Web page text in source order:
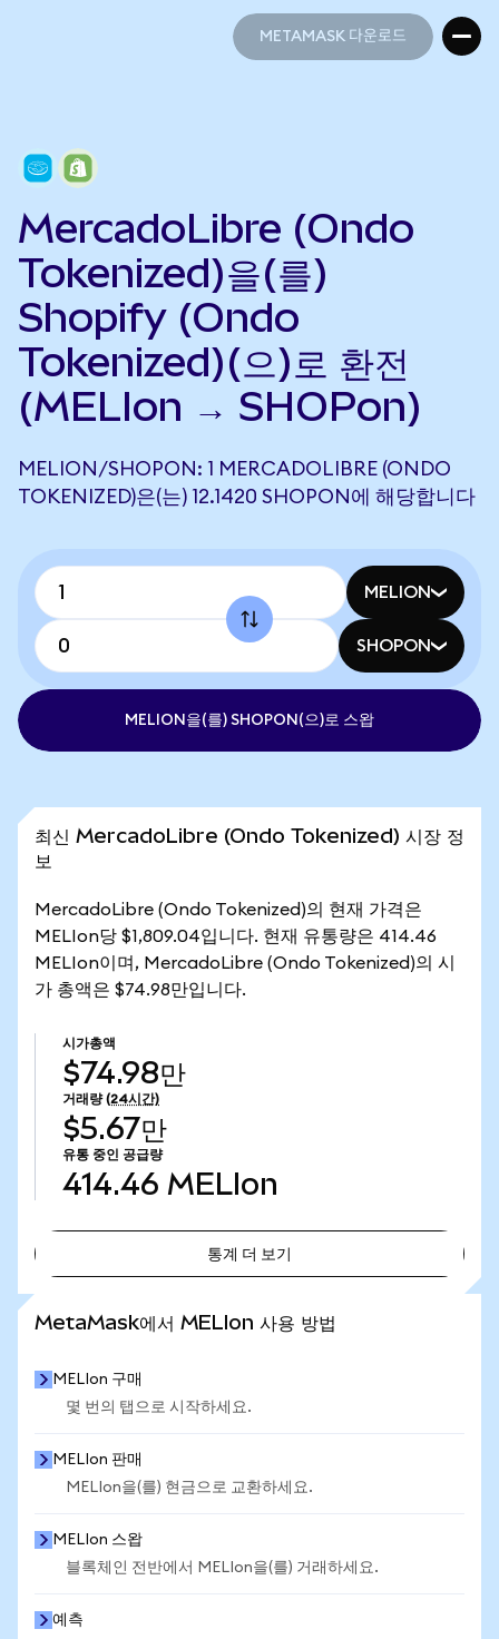
METAMASK 다운로드
MercadoLibre (Ondo
Tokenized)을(를)
Shopify (Ondo
Tokenized)(으)로 환전
(MELIon → SHOPon)
MELION/SHOPON: 1 MERCADOLIBRE (ONDO
TOKENIZED)은(는) 12.1420 SHOPON에 해당합니다
MELION
SHOPON
MELION을(를) SHOPON(으)로 스왑
최신 MercadoLibre (Ondo Tokenized) 시장 정
보
MercadoLibre (Ondo Tokenized)의 현재 가격은
MELIon당 $1,809.04입니다. 현재 유통량은 414.46
MELIon이며, MercadoLibre (Ondo Tokenized)의 시
가 총액은 $74.98만입니다.
시가총액
$74.98만
거래량 (24시간)
$5.67만
유통 중인 공급량
414.46 MELIon
통계 더 보기
MetaMask에서 MELIon 사용 방법
MELIon 구매
몇 번의 탭으로 시작하세요.
MELIon 판매
MELIon을(를) 현금으로 교환하세요.
MELIon 스왑
블록체인 전반에서 MELIon을(를) 거래하세요.
예측